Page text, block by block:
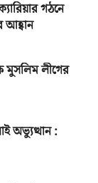
গঠনে
আহ্বান
মুসলিম লীগের
অভ্যুত্থান :